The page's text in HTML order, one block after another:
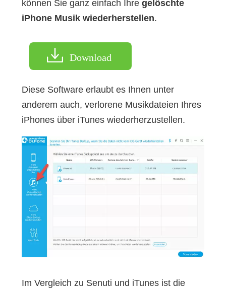
können Sie ganz einfach Ihre gelöschte
iPhone Musik wiederherstellen.
Download
Diese Software erlaubt es Ihnen unter
anderem auch, verlorene Musikdateien Ihres
iPhones über iTunes wiederherzustellen.
Im Vergleich zu Senuti und iTunes ist die